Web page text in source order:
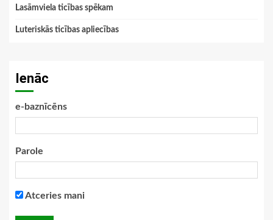
Lasāmviela ticības spēkam
Luteriskās ticības apliecības
Ienāc
e-baznīcēns
Parole
Atceries mani